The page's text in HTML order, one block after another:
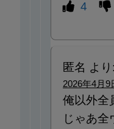
4
匿名 より:
2026年4月9
俺以外全
じゃあ全